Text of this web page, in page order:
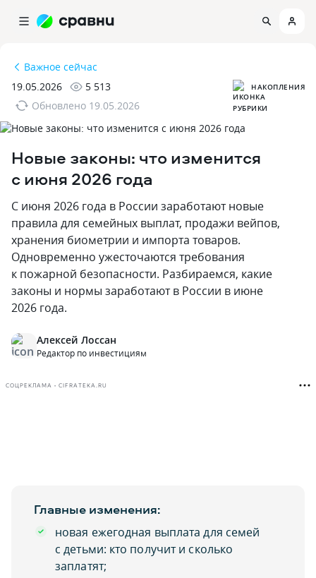
Важное сейчас
19.05.2026
5 513
Обновлено 19.05.2026
НАКОПЛЕНИЯ
Новые законы: что изменится
с июня 2026 года
С июня 2026 года в России заработают новые
правила для семейных выплат, продажи вейпов,
хранения биометрии и импорта товаров.
Одновременно ужесточаются требования
к пожарной безопасности. Разбираемся, какие
законы и нормы заработают в России в июне
2026 года.
Алексей Лоссан
Редактор по инвестициям
СОЦРЕКЛАМА • CIFRATEKA.RU
Главные изменения:
новая ежегодная выплата для семей
с детьми: кто получит и сколько
заплатят;